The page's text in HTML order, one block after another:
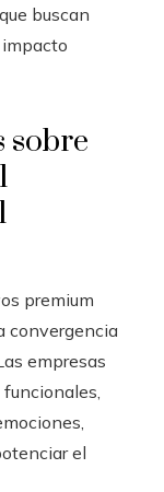
buscan
sobre
premium
convergencia
empresas
el